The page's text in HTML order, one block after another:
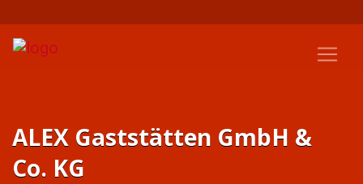
ALEX Gaststätten GmbH &
Co. KG